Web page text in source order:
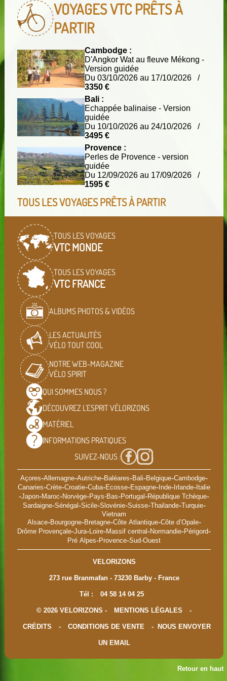
(i)
(i)
(i)
(i)
(i)
VOYAGES VTC PRÊTS À
PARTIR
Cambodge :
D'Angkor Wat au fleuve Mékong -
Version guidée
Du 03/10/2026 au 17/10/2026 /
3350 €
Bali :
Echappée balinaise - Version
guidée
Du 10/10/2026 au 24/10/2026 /
3495 €
Provence :
Perles de Provence - version
guidée
Du 12/09/2026 au 17/09/2026 /
1595 €
TOUS LES VOYAGES PRÊTS À PARTIR
TOUS LES VOYAGES
VTC MONDE
TOUS LES VOYAGES
VTC FRANCE
ALBUMS PHOTOS & VIDÉOS
LES ACTUALITÉS
VÉLO TOUT COOL
NOTRE WEB-MAGAZINE
VÉLO SPIRIT
QUI SOMMES NOUS ?
DÉCOUVREZ L'ESPRITVÉLORIZONS
MATÉRIEL
INFORMATIONS PRATIQUES
SUIVEZ-NOUS :
Açores-Allemagne-Autriche-Baléares-Bali-Belgique-Cambodge-
Canaries-Crète-Croatie-Cuba-Ecosse-Espagne- Inde- Irlande- Italie
-Japon-Maroc-Norvège-Pays-Bas-Portugal-République Tchèque-
Sardaigne-Sénégal-Sicile-Slovénie-Suisse-Thailande-Turquie-
Vietnam
Alsace-Bourgogne-Bretagne-Côte Atlantique-Côte d’Opale-
Drôme Provençale-Jura-Loire-Massif central-Normandie-Périgord-
Pré Alpes-Provence-Sud-Ouest
VELORIZONS
273 rue Branmafan - 73230 Barby - France
Tél : 04 58 14 04 25
© 2026 VELORIZONS - MENTIONS LÉGALES -
CRÉDITS - CONDITIONS DE VENTE - NOUS ENVOYER
UN EMAIL
Retour en haut